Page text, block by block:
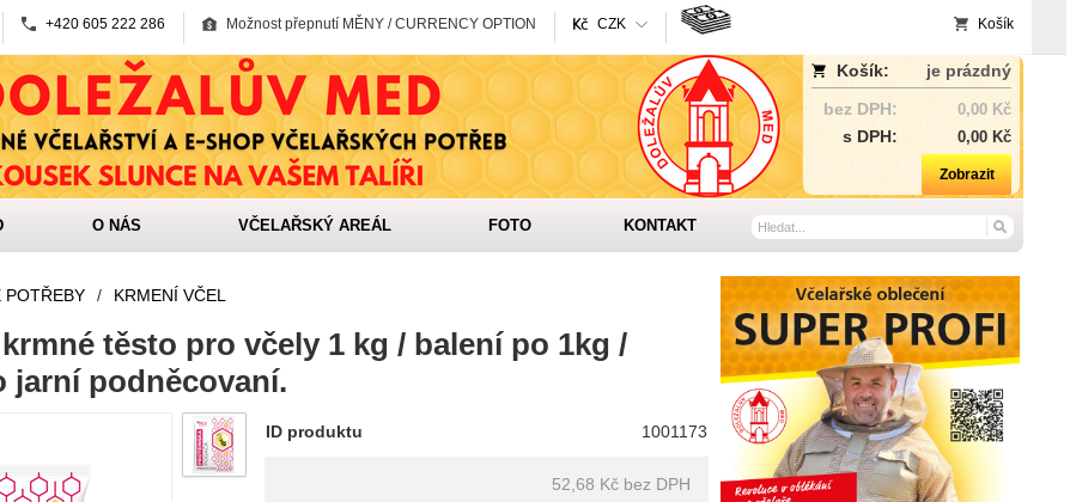
+420 605 222 286 Možnost přepnutí MĚNY / CURRENCY OPTION CZK Košík
Košík:
je prázdný
bez DPH:
0,00 Kč
s DPH: 0,00 Kč
Zobrazit
O NÁS VČELAŘSKÝ AREÁL FOTO KONTAKT
POTŘEBY / KRMENÍ VČEL
těsto pro včely 1 kg / balení po 1kg /
jarní podněcovaní.
ID produktu 1001173
52,68 Kč bez DPH